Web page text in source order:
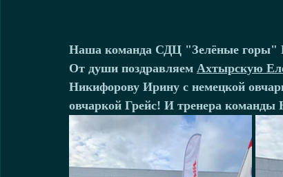
Наша команда СДЦ "Зелёные
От души поздравляем Ахтырскую
Никифорову Ирину с немецкой
овчаркой Грейс! И тренера команды